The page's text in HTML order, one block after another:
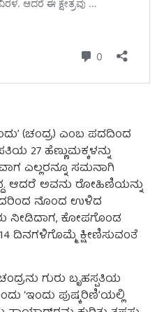
(ಚಂದ್ರ) ಎಂಬ ಪದದಿಂದ
27 ಹೆಣ್ಣುಮಕ್ಕಳನ್ನು
ಎಲ್ಲರನ್ನೂ ಸಮನಾಗಿ
ಆದರೆ ಅವನು ರೋಹಿಣಿಯನ್ನು
ಇದರಿಂದ ನೊಂದ ಉಳಿದ
ನೀಡಿದಾಗ, ಕೋಪಗೊಂಡ
ದಿನಗಳಿಗೊಮ್ಮೆ ಕ್ಷೀಣಿಸುವಂತೆ
ಗುರು ಬೃಹಸ್ಪತಿಯ
‘ಇಂದು ಪುಷ್ಕರಿಣಿ’ಯಲ್ಲಿ